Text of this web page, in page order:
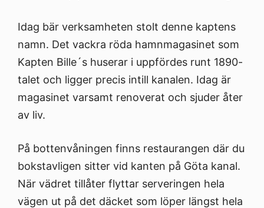
Idag bär verksamheten stolt denne kaptens
namn. Det vackra röda hamnmagasinet som
Kapten Bille´s huserar i uppfördes runt 1890-
talet och ligger precis intill kanalen. Idag är
magasinet varsamt renoverat och sjuder åter
av liv.
På bottenvåningen finns restaurangen där du
bokstavligen sitter vid kanten på Göta kanal.
När vädret tillåter flyttar serveringen hela
vägen ut på det däcket som löper längst hela